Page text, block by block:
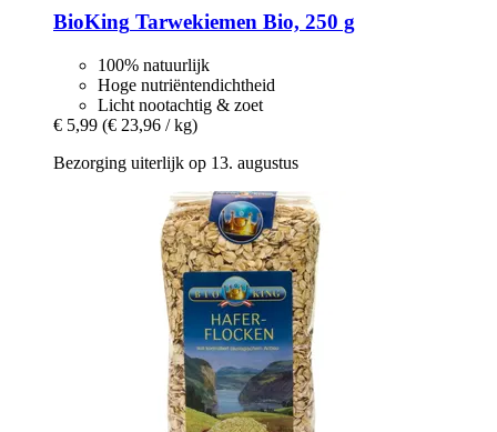
BioKing Tarwekiemen Bio, 250 g
100% natuurlijk
Hoge nutriëntendichtheid
Licht nootachtig & zoet
€ 5,99 (€ 23,96 / kg)
Bezorging uiterlijk op 13. augustus